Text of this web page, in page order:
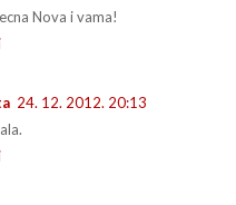
Nova i vama!
24. 12. 2012. 20:13